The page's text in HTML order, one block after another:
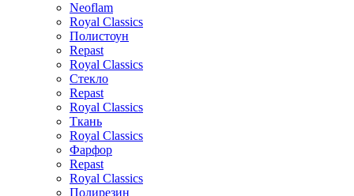
Neoflam
Royal Classics
Полистоун
Repast
Royal Classics
Стекло
Repast
Royal Classics
Ткань
Royal Classics
Фарфор
Repast
Royal Classics
Полирезин